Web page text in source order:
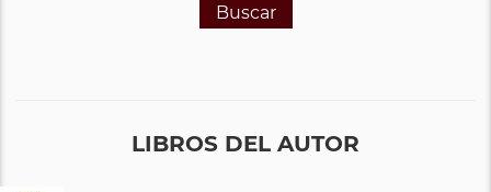
Buscar
LIBROS DEL AUTOR